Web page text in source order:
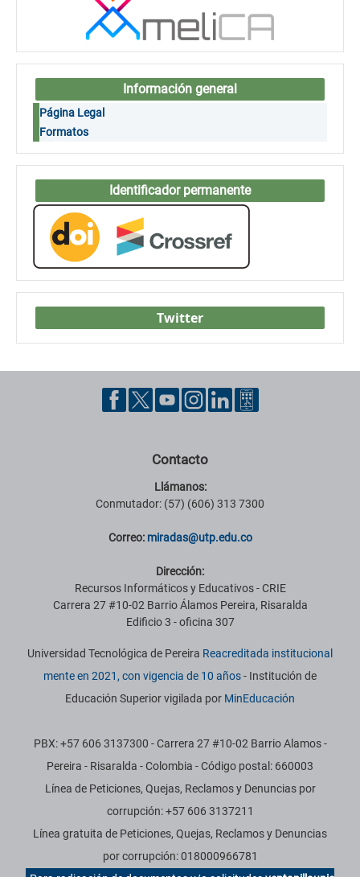
Información general
Página Legal
Formatos
Identificador permanente
Twitter
Contacto
Llámanos:
Conmutador: (57) (606) 313 7300
Correo: miradas@utp.edu.co
Dirección:
Recursos Informáticos y Educativos - CRIE
Carrera 27 #10-02 Barrio Álamos Pereira, Risaralda
Edificio 3 - oficina 307
Universidad Tecnológica de Pereira Reacreditada institucional
mente en 2021, con vigencia de 10 años- Institución de
Educación Superior vigilada por MinEducación
PBX: +57 606 3137300 - Carrera 27 #10-02 Barrio Alamos -
Pereira - Risaralda - Colombia - Código postal: 660003
Línea de Peticiones, Quejas, Reclamos y Denuncias por
corrupción: +57 606 3137211
Línea gratuita de Peticiones, Quejas, Reclamos y Denuncias
por corrupción: 018000966781